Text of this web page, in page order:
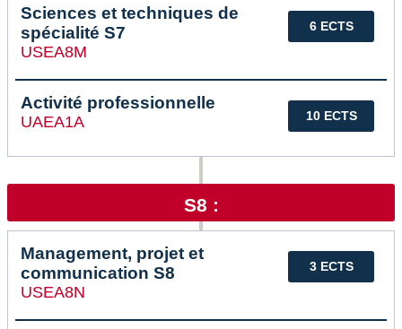
6 ECTS
Sciences et techniques de
spécialité S7
USEA8M
10 ECTS
Activité professionnelle
UAEA1A
S8 :
3 ECTS
Management, projet et
communication S8
USEA8N